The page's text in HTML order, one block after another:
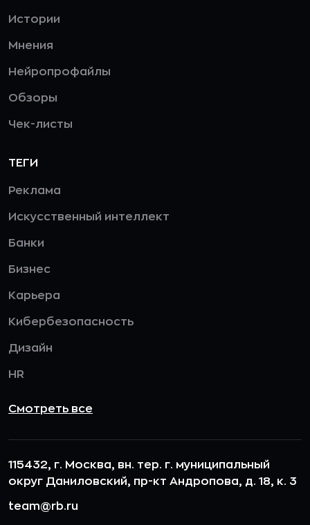
Истории
Мнения
Нейропрофайлы
Обзоры
Чек-листы
ТЕГИ
Реклама
Искусственный интеллект
Банки
Бизнес
Карьера
Кибербезопасность
Дизайн
HR
Смотреть все
115432, г. Москва, вн. тер. г. муниципальный
округ Даниловский, пр-кт Андропова, д. 18, к. 3
team@rb.ru